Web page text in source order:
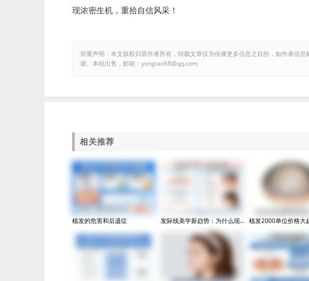
现浓密生机，重拾自信风采！
郑重声明：本文版权归原作者所有，转载文章仅为传播更多信息之目的，如作者信
谢。本站出售，邮箱：yongtao68@qq.com
相关推荐
植发的危害和后遗症 发际线美学新趋势：为什么现... 植发2000单位价格大